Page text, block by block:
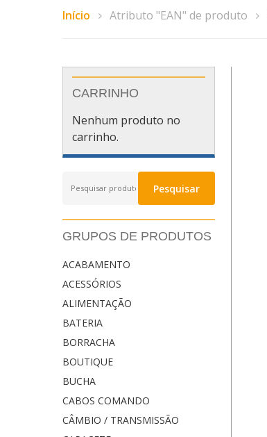
Início Atributo "EAN" de produto
CARRINHO
Nenhum produto no
carrinho.
por:
Pesquisar
GRUPOS DE PRODUTOS
ACABAMENTO
ACESSÓRIOS
ALIMENTAÇÃO
BATERIA
BORRACHA
BOUTIQUE
BUCHA
CABOS COMANDO
CÂMBIO / TRANSMISSÃO